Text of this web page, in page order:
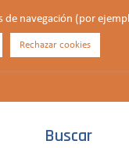
SOMOS?
Buscar
navegación (por
Rechazar cookies